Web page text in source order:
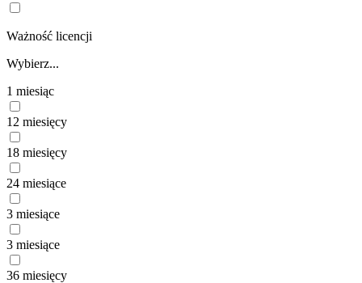
Ważność licencji
Wybierz...
1 miesiąc
12 miesięcy
18 miesięcy
24 miesiące
3 miesiące
3 miesiące
36 miesięcy